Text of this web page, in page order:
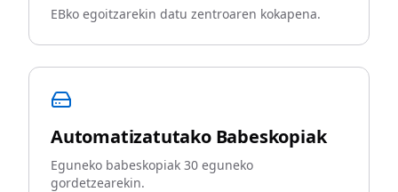
EBko egoitzarekin datu zentroaren kokapena.
Automatizatutako Babeskopiak
Eguneko babeskopiak 30 eguneko
gordetzearekin.